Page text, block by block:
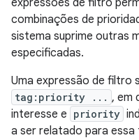
expressões de filtro
combinações de
sistema suprime outras
especificadas.
Uma expressão de filtro
tag:priority ... , em
interesse e priority
a ser relatado para essa